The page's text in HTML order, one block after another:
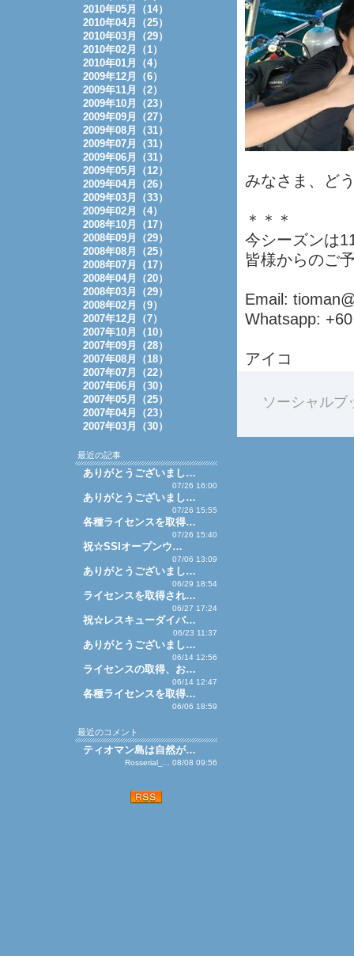
みなさま、ど
＊＊＊
今シーズンは
皆様からのご
Email:
Whatsapp:
アイコ
ソーシャルブ
2010年05月（14）
2010年04月（25）
2010年03月（29）
2010年02月（1）
2010年01月（4）
2009年12月（6）
2009年11月（2）
2009年10月（23）
2009年09月（27）
2009年08月（31）
2009年07月（31）
2009年06月（31）
2009年05月（12）
2009年04月（26）
2009年03月（33）
2009年02月（4）
2008年10月（17）
2008年09月（29）
2008年08月（25）
2008年07月（17）
2008年04月（20）
2008年03月（29）
2008年02月（9）
2007年12月（7）
2007年10月（10）
2007年09月（28）
2007年08月（18）
2007年07月（22）
2007年06月（30）
2007年05月（25）
2007年04月（23）
2007年03月（30）
最近の記事
ありがとうございまし…
07/26 16:00
ありがとうございまし…
07/26 15:55
各種ライセンスを取得…
07/26 15:40
祝☆SSIオープンウ…
07/06 13:09
ありがとうございまし…
06/29 18:54
ライセンスを取得され…
06/27 17:24
祝☆レスキューダイバ…
06/23 11:37
ありがとうございまし…
06/14 12:56
ライセンスの取得、お…
06/14 12:47
各種ライセンスを取得…
06/06 18:59
最近のコメント
ティオマン島は自然が…
Rosserial_... 08/08 09:56